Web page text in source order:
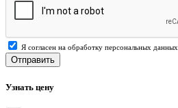
Я согласен на обработку персональных данных
Отправить
Узнать цену